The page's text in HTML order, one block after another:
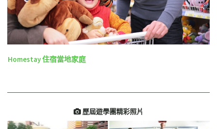
Homestay 住宿當地家庭
 歷屆遊學團精彩照片